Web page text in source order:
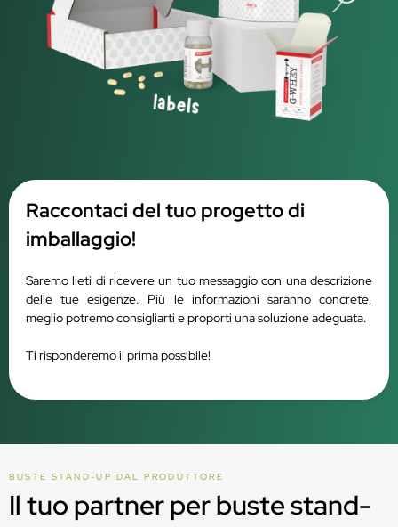
Raccontaci del tuo progetto di
imballaggio!
Saremo lieti di ricevere un tuo messaggio con una descrizione
delle tue esigenze. Più le informazioni saranno concrete,
meglio potremo consigliarti e proporti una soluzione adeguata.
Ti risponderemo il prima possibile!
BUSTE STAND-UP DAL PRODUTTORE
Il tuo partner per buste stand-